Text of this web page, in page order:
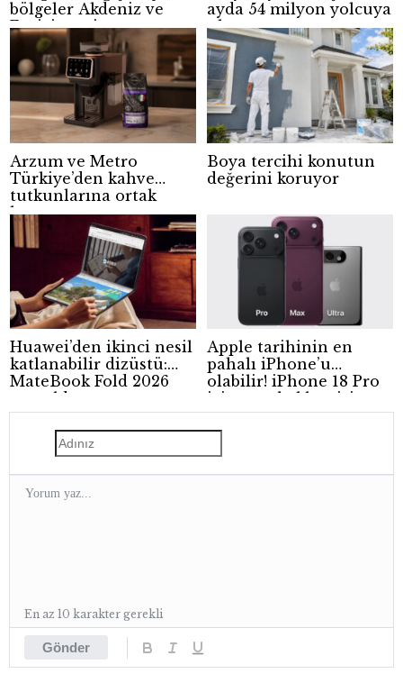
bölgeler Akdeniz ve
Ege’yi geçti
ayda 54 milyon yolcuya
ulaştı
Arzum ve Metro
Türkiye’den kahve
tutkunlarına ortak
kampanya
Boya tercihi konutun
değerini koruyor
Huawei’den ikinci nesil
katlanabilir dizüstü:
MateBook Fold 2026
tanıtıldı
Apple tarihinin en
pahalı iPhone’u
olabilir! iPhone 18 Pro
için zam beklentisi
güçleniyor
Gönder
En az 10 karakter gerekli